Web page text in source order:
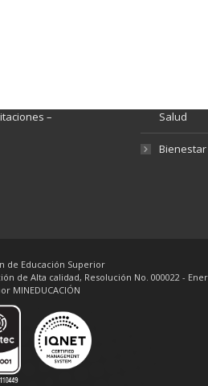
–
Salud
Bienestar
de Educación Superior
de Alta calidad, Resolución No. 000022 -
MINEDUCACIÓN